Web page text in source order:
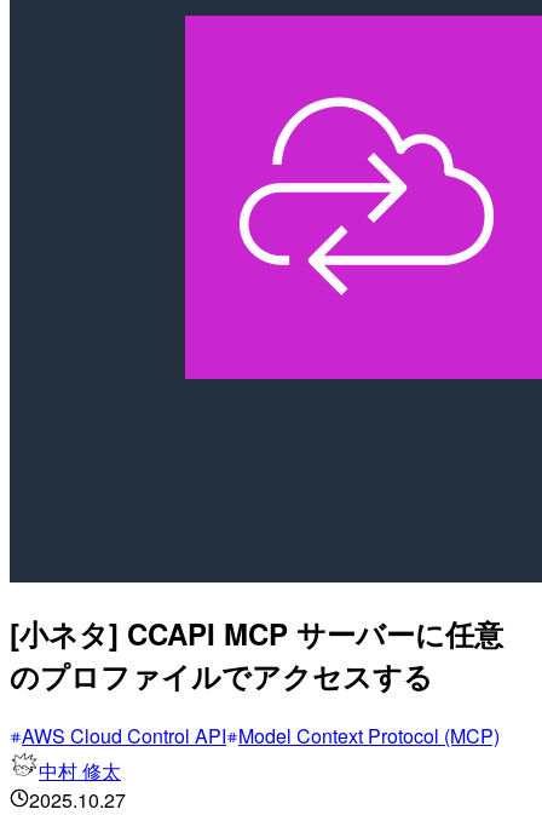
[小ネタ] CCAPI MCP サーバーに任意
のプロファイルでアクセスする
AWS Cloud Control API Model Context Protocol (MCP)
中村 修太
2025.10.27